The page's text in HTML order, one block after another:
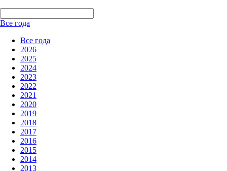
Все года
Все года
2026
2025
2024
2023
2022
2021
2020
2019
2018
2017
2016
2015
2014
2013